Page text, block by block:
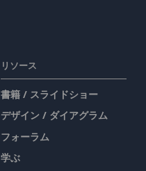
リソース
書籍 / スライドショー
デザイン / ダイアグラム
フォーラム
学ぶ